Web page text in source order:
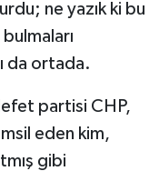
ne yazık ki bu
da ortada.
partisi CHP,
eden kim,
gibi